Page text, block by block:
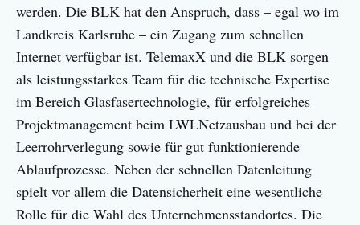
werden. Die BLK hat den Anspruch, dass – egal wo im
Landkreis Karlsruhe – ein Zugang zum schnellen
Internet verfügbar ist. TelemaxX und die BLK sorgen
als leistungsstarkes Team für die technische Expertise
im Bereich Glasfasertechnologie, für erfolgreiches
Projektmanagement beim LWLNetzausbau und bei der
Leerrohrverlegung sowie für gut funktionierende
Ablaufprozesse. Neben der schnellen Datenleitung
spielt vor allem die Datensicherheit eine wesentliche
Rolle für die Wahl des Unternehmensstandortes. Die